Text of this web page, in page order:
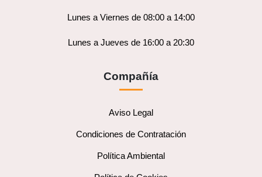
Lunes a Viernes de 08:00 a 14:00
Lunes a Jueves de 16:00 a 20:30
Compañía
Aviso Legal
Condiciones de Contratación
Política Ambiental